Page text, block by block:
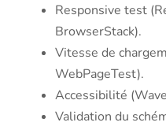
Responsive test
BrowserStack).
Vitesse de
WebPageTest).
Accessibilité
Validation du